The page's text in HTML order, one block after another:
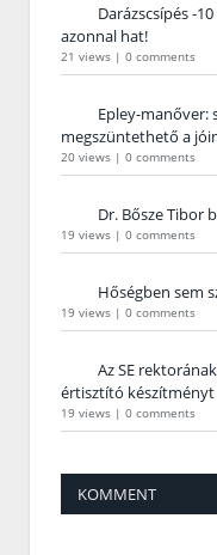
Darázscsípés -
azonnal hat!
21 views | 0 comments
Epley-manőver:
megszüntethető a
20 views | 0 comments
Dr. Bősze Tibor
19 views | 0 comments
Hőségben sem
19 views | 0 comments
Az SE
értisztító készítményt
19 views | 0 comments
KOMMENT